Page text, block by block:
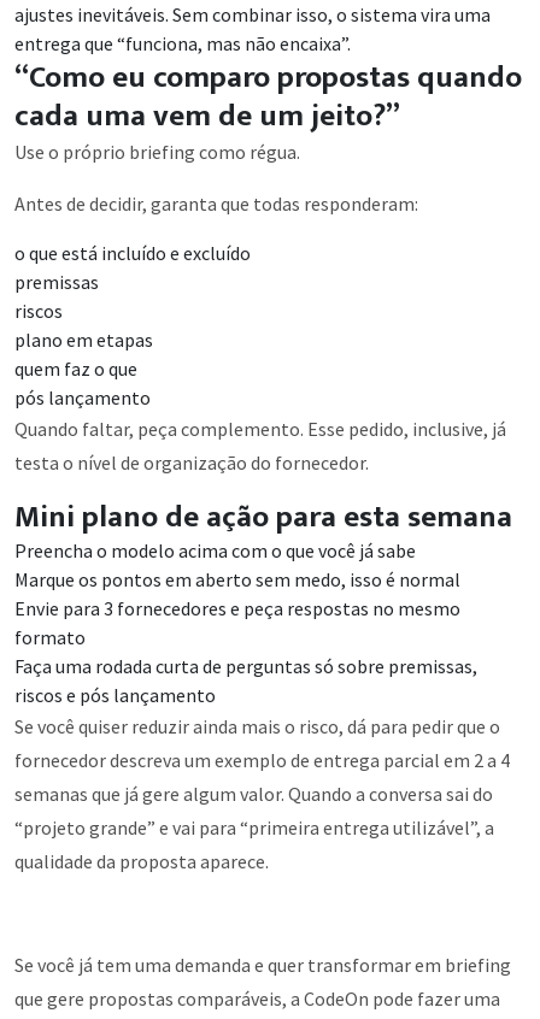
ajustes inevitáveis. Sem combinar isso, o sistema vira uma
entrega que “funciona, mas não encaixa”.
“Como eu comparo propostas quando
cada uma vem de um jeito?”
Use o próprio briefing como régua.
Antes de decidir, garanta que todas responderam:
o que está incluído e excluído
premissas
riscos
plano em etapas
quem faz o que
pós lançamento
Quando faltar, peça complemento. Esse pedido, inclusive, já
testa o nível de organização do fornecedor.
Mini plano de ação para esta semana
Preencha o modelo acima com o que você já sabe
Marque os pontos em aberto sem medo, isso é normal
Envie para 3 fornecedores e peça respostas no mesmo
formato
Faça uma rodada curta de perguntas só sobre premissas,
riscos e pós lançamento
Se você quiser reduzir ainda mais o risco, dá para pedir que o
fornecedor descreva um exemplo de entrega parcial em 2 a 4
semanas que já gere algum valor. Quando a conversa sai do
“projeto grande” e vai para “primeira entrega utilizável”, a
qualidade da proposta aparece.
Se você já tem uma demanda e quer transformar em briefing
que gere propostas comparáveis, a CodeOn pode fazer uma